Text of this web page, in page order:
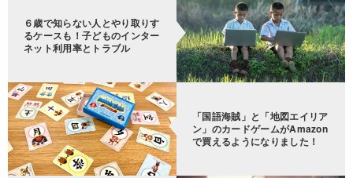
６歳で知らない人とやり取りす
るケースも！子どものインター
ネット利用率とトラブル
「国語海賊」と「地図エイリア
ン」のカードゲームがAmazon
で買えるようになりました！